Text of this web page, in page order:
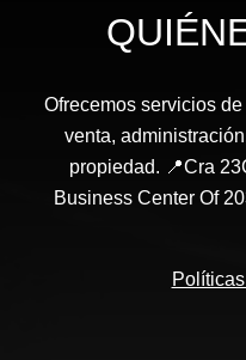
Ofrecemos servicios
venta,
propiedad. 📍Cra
Business Center Of